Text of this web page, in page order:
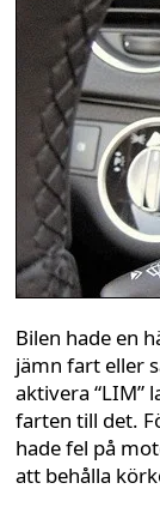
Bilen hade en
jämn fart eller
aktivera “LIM”
farten till det.
hade fel på
att behålla